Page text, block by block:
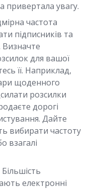
увагу.
частота
підписників та
Визначте
для вашої
її. Наприклад,
щоденного
розсилки
дорогі
Дайте
вибирати частоту
взагалі
Більшість
електронні